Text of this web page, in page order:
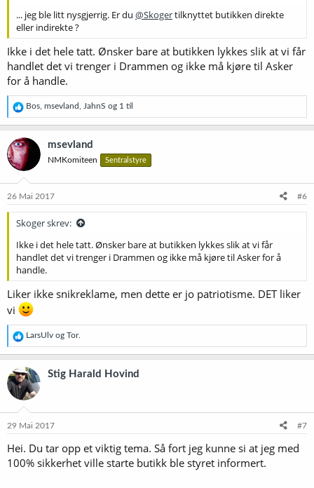
... jeg ble litt nysgjerrig. Er du @Skogertilknyttet butikken direkte
eller indirekte ?
Ikke i det hele tatt. Ønsker bare at butikken lykkes slik at vi får
handlet det vi trenger i Drammen og ikke må kjøre til Asker
for å handle.
R
e
a
k
s
j
o
e
Bos msevland JahnS og 1 til
msevland
NMKomiteen Sentralstyre
26 Mai 2017 #6
Skoger skrev:
Ikke i det hele tatt. Ønsker bare at butikken lykkes slik at vi får
handlet det vi trenger i Drammen og ikke må kjøre til Asker for å
handle.
Liker ikke snikreklame, men dette er jo patriotisme. DET liker
vi
R
e
a
k
s
j
o
e
LarsUlv og Tor.
Stig Harald Hovind
29 Mai 2017 #7
Hei. Du tar opp et viktig tema. Så fort jeg kunne si at jeg med
100% sikkerhet ville starte butikk ble styret informert.